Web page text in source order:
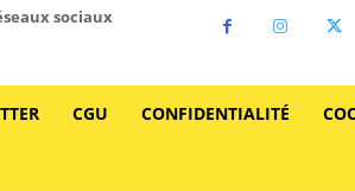
sociaux
CGU CONFIDENTIALITÉ